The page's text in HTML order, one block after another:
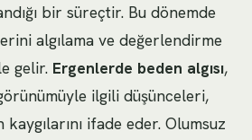
bir süreçtir. Bu dönemde
algılama ve değerlendirme
gelir. Ergenlerde beden algısı,
ilgili düşünceleri,
ifade eder. Olumsuz